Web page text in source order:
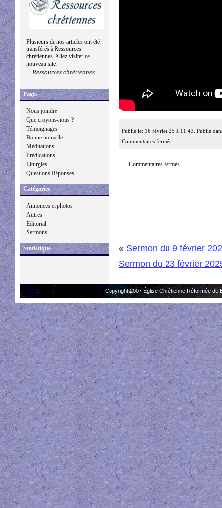
Plusieurs de nos articles ont été
transférés à Ressources
chrétiennes. Allez visiter ce
nouveau site:
Ressources chrétiennes
Pages
Nous joindre
Que croyons-nous ?
Témoignages
Bonne nouvelle
Méditations
Prédications
Liturgies
Questions Réponses
Catégories
Annonces et photos
Autres
Éditorial
Sermons
Statistique
Publié le: 16 février 25 à 11:43. Publié
Commentaires fermés.
Commentaires fermés
« Sermon du 9 février
Sermon du 23 février
Copyright 2007 Église Chrétienne Réformée de